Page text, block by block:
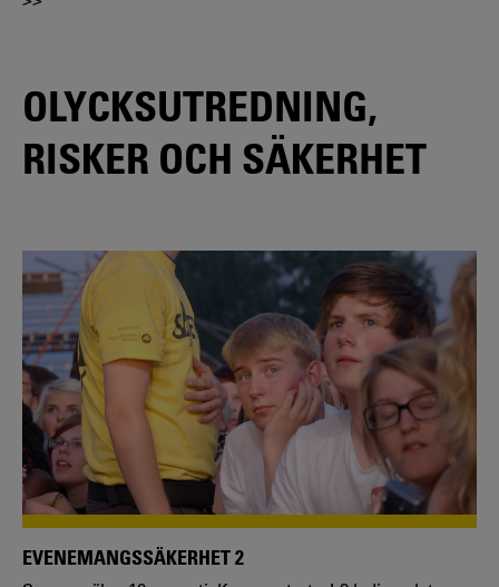
OLYCKSUTREDNING,
RISKER OCH SÄKERHET
EVENEMANGSSÄKERHET 2